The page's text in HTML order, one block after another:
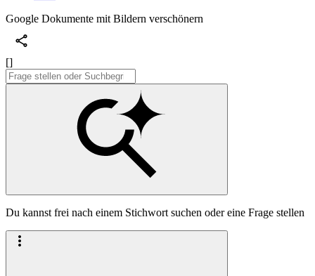
Google Dokumente mit Bildern verschönern
[]
Du kannst frei nach einem Stichwort suchen oder eine Frage stellen